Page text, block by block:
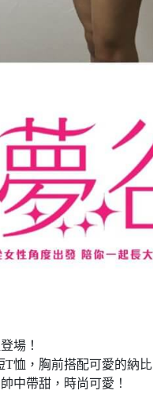
場！
T恤，胸前搭配可愛的納比
中帶甜，時尚可愛！